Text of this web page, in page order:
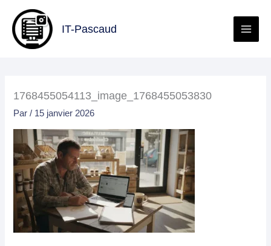
contenu
IT-Pascaud
1768455054113_image_1768455053830
Par/ 15 janvier 2026